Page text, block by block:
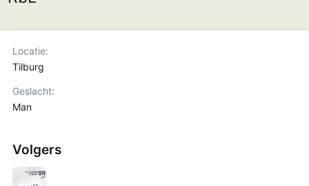
Locatie
Tilburg
Geslacht
Man
Volgers